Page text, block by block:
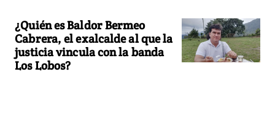
¿Quién es Baldor Bermeo
Cabrera, el exalcalde al que la
justicia vincula con la banda
Los Lobos?